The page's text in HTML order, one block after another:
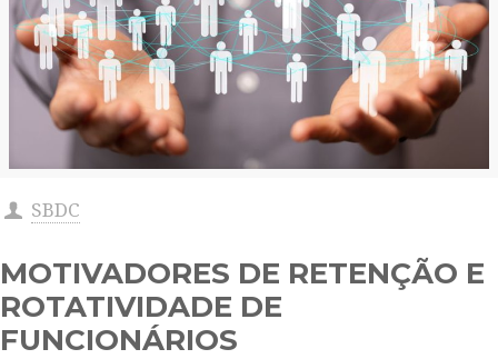
SBDC
MOTIVADORES DE RETENÇÃO E
ROTATIVIDADE DE
FUNCIONÁRIOS